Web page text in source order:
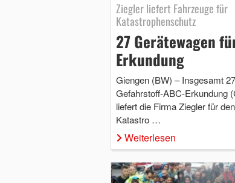
Ziegler liefert Fahrzeuge für
Katastrophenschutz
27 Gerätewagen
Erkundung
Giengen (BW) – Insgesamt
Gefahrstoff-ABC-Erkundung
liefert die Firma Ziegler für
Katastro …
Weiterlesen